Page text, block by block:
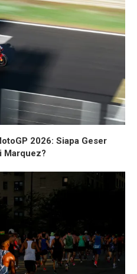
2026: Siapa Geser
Marquez?